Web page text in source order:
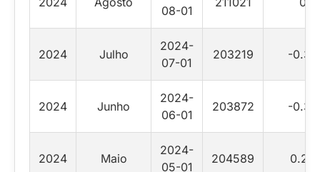
08-01
2024 Julho
2024-
07-01
203219 -0.32
2024 Junho
2024-
06-01
203872 -0.35
2024 Maio
2024-
05-01
204589 0.24